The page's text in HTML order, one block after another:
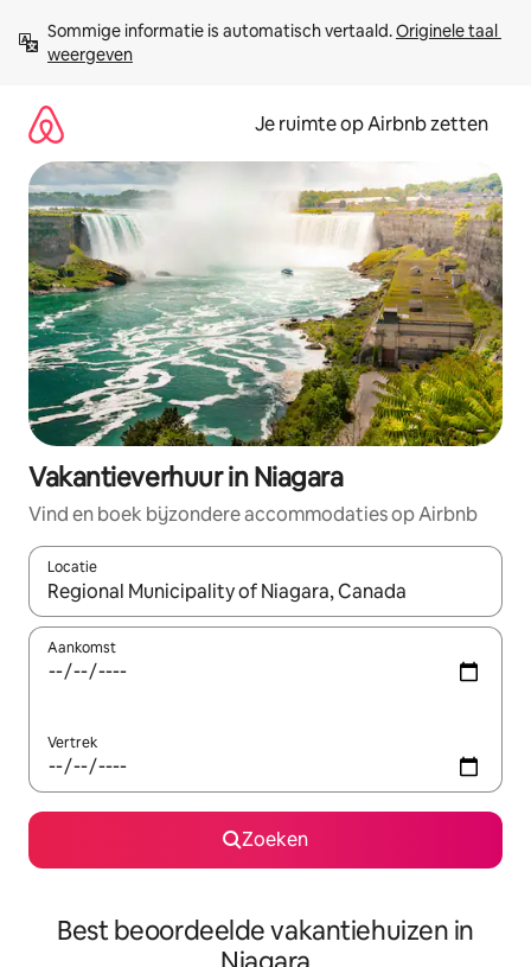
direct
naar
Sommige informatie is automatisch vertaald. Originele taal
weergeven
Je ruimte op Airbnb zetten
Vakantieverhuur in Niagara
Vind en boek bijzondere accommodaties op Airbnb
Locatie
Wanneer er suggesties beschikbaar zijn, maak je een keuze
Aankomst
Vertrek
Zoeken
Best beoordeelde vakantiehuizen in